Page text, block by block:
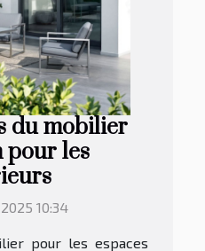
du mobilier
pour les
10:34
pour les espaces